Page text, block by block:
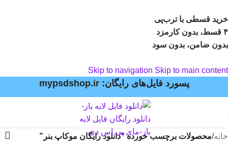
خرید قسطی با ترب‌پی
۴ قسط، بدون کارمزد
بدون ضامن، بدون سود
Skip to navigation Skip to main content
پسورد فایل‌های رایگان: mypsdshop.ir
خانه/محصولات برچسب خورده “دانلود رایگان موکاپ بنر”